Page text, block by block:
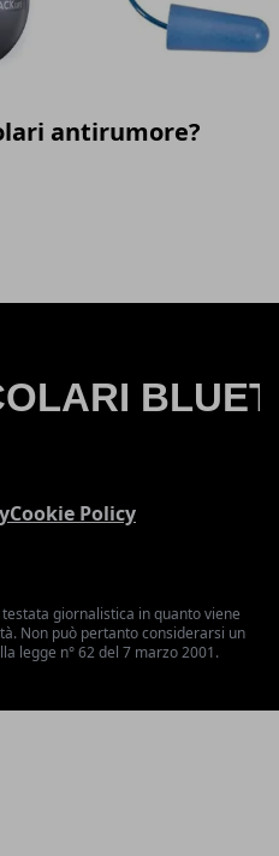
antirumore?
Cookie Policy
giornalistica in quanto viene
Non può pertanto considerarsi un
legge n° 62 del 7 marzo 2001.